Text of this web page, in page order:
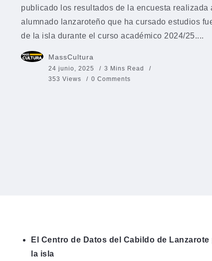
publicado los resultados de la encuesta realizada
alumnado lanzaroteño que ha cursado estudios
de la isla durante el curso académico 2024/25....
MassCultura
24 junio, 2025
3 Mins Read
353 Views
0 Comments
El Centro de Datos del Cabildo de
la isla